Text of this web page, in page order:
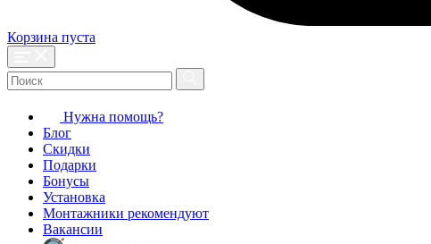
Корзина пуста
Нужна помощь?
Блог
Скидки
Подарки
Бонусы
Установка
Монтажники рекомендуют
Вакансии